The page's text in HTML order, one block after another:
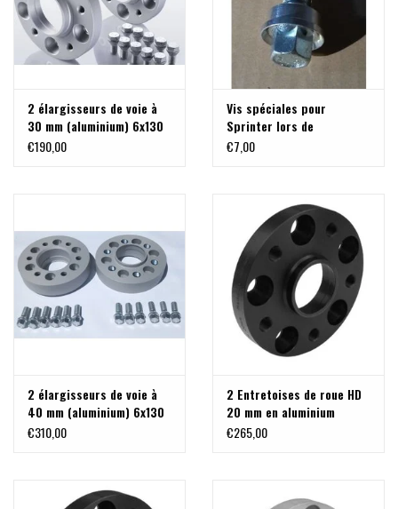
2 élargisseurs de voie à
30 mm (aluminium) 6x130
M14x1,5 pour Sprinter ,
€190,00
Vis spéciales pour
Sprinter lors de
l'utilisation des
€7,00
2 élargisseurs de voie à
40 mm (aluminium) 6x130
M14x1,5 pour Sprinter,
€310,00
2 Entretoises de roue HD
20 mm en aluminium
anodisé 6x130 M14x1,5
€265,00